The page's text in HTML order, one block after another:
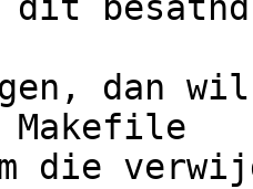
besatnd
dan
Makefile
die